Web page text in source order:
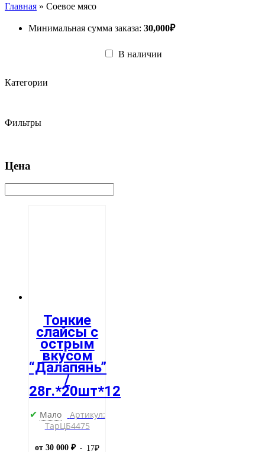
Главная » Соевое мясо
Минимальная сумма заказа: 30,000₽
В наличии
Категории
Фильтры
Цена
Тонкие
слайсы с
острым
вкусом
“Далапянь”
/
28г.*20шт*12
✔ Мало
Артикул:
ТарЦБ4475
от 30 000 ₽ 17₽